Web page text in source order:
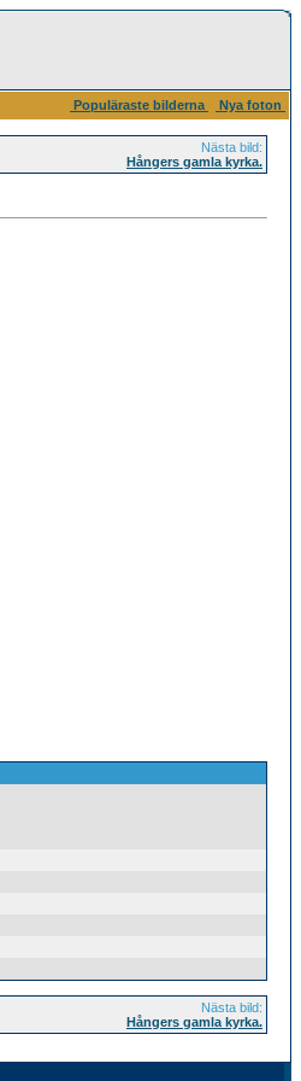
Populäraste bilderna Nya foton
Nästa bild:
Hångers gamla kyrka.
Nästa bild:
Hångers gamla kyrka.